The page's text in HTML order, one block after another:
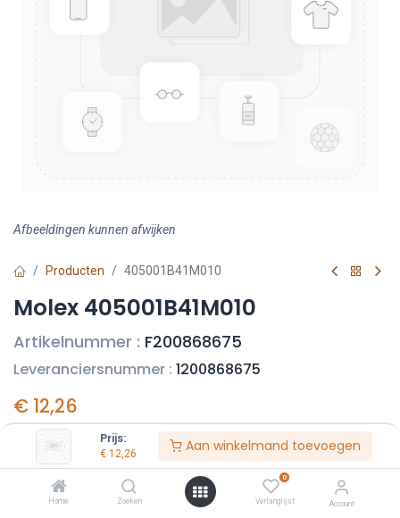
Prijs:
€ 12,26 Aan winkelmand toevoegen
Home Zoeken
0
Verlanglijst Account
Afbeeldingen kunnen afwijken
Producten 405001B41M010
Molex 405001B41M010
Artikelnummer : F200868675
Leveranciersnummer : 1200868675
€ 12,26
Prijs per stuk excl. BTW